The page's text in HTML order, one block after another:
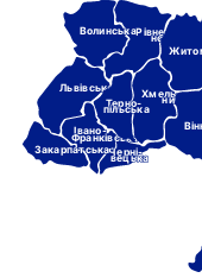
Черні-
вецька
Івано-
Франківська
Хмель-
ницька
Львівська
Рівне-
нська
Терно-
пільська
Волинська
Закарпатська